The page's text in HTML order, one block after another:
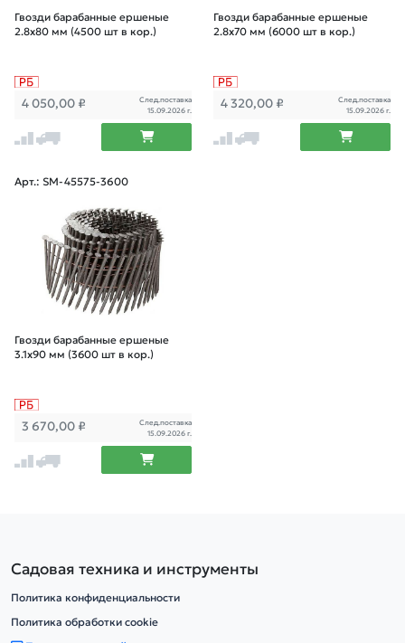
Гвозди барабанные ершеные
2.8х80 мм (4500 шт в кор.)
4 050,00 ₽
След.поставка
15.09.2026 г.
Гвозди барабанные ершеные
2.8х70 мм (6000 шт в кор.)
4 320,00 ₽
След.поставка
15.09.2026 г.
Арт.: SM-45575-3600
Гвозди барабанные ершеные
3.1х90 мм (3600 шт в кор.)
3 670,00 ₽
След.поставка
15.09.2026 г.
Садовая техника и инструменты
Политика конфиденциальности
Политика обработки cookie